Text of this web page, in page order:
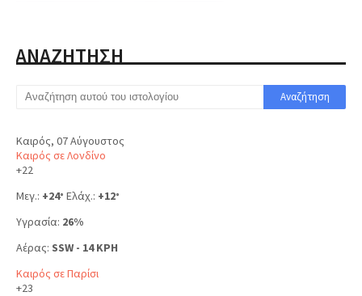
ΑΝΑΖΗΤΗΣΗ
Καιρός, 07 Αύγουστος
Καιρός σε Λονδίνο
+22
Μεγ.: +24° Ελάχ.: +12°
Υγρασία: 26%
Αέρας: SSW - 14 KPH
Καιρός σε Παρίσι
+23